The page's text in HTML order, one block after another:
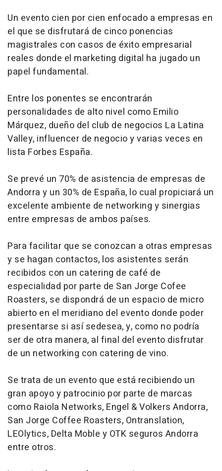
Un evento cien por cien enfocado a empresas en
el que se disfrutará de cinco ponencias
magistrales con casos de éxito empresarial
reales donde el marketing digital ha jugado un
papel fundamental.
Entre los ponentes se encontrarán
personalidades de alto nivel como Emilio
Márquez, dueño del club de negocios La Latina
Valley, influencer de negocio y varias veces en
lista Forbes España.
Se prevé un 70% de asistencia de empresas de
Andorra y un 30% de España, lo cual propiciará un
excelente ambiente de networking y sinergias
entre empresas de ambos países.
Para facilitar que se conozcan a otras empresas
y se hagan contactos, los asistentes serán
recibidos con un catering de café de
especialidad por parte de San Jorge Cofee
Roasters, se dispondrá de un espacio de micro
abierto en el meridiano del evento donde poder
presentarse si así sedesea, y, como no podría
ser de otra manera, al final del evento disfrutar
de un networking con catering de vino.
Se trata de un evento que está recibiendo un
gran apoyo y patrocinio por parte de marcas
como Raiola Networks, Engel & Volkers Andorra,
San Jorge Coffee Roasters, Ontranslation,
LEOlytics, Delta Moble y OTK seguros Andorra
entre otros.